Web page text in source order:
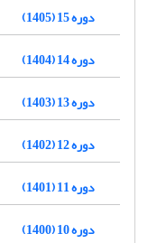
دوره 15 (1405)
دوره 14 (1404)
دوره 13 (1403)
دوره 12 (1402)
دوره 11 (1401)
دوره 10 (1400)